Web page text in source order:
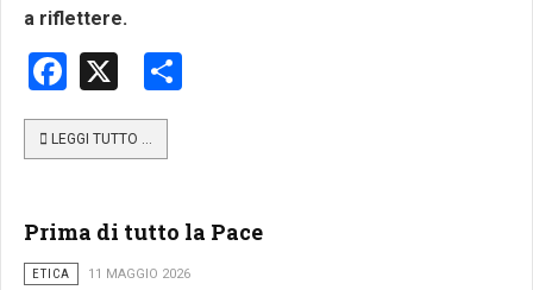
a riflettere.
Facebook
LEGGI TUTTO …
Prima di tutto la Pace
ETICA 11 MAGGIO 2026